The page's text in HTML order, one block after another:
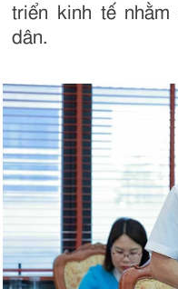
triển kinh tế
dân.